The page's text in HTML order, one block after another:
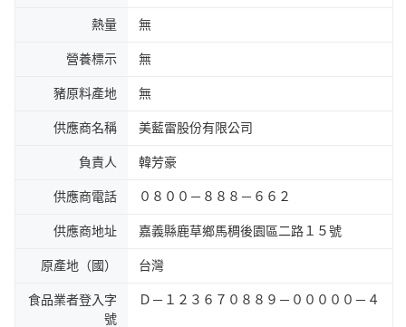
熱量 無
營養標示 無
豬原料產地 無
供應商名稱 美藍雷股份有限公司
負責人 韓芳豪
供應商電話 ０８００－８８８－６６２
供應商地址 嘉義縣鹿草鄉馬稠後園區二路１５號
原產地（國） 台灣
食品業者登入字
號
Ｄ－１２３６７０８８９－０００００－４